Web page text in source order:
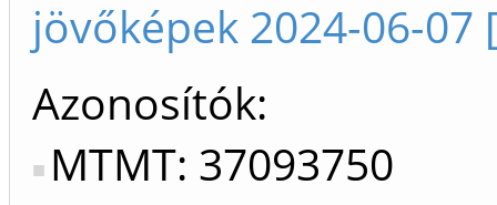
jövőképek 2024-06-07
Azonosítók
MTMT: 37093750